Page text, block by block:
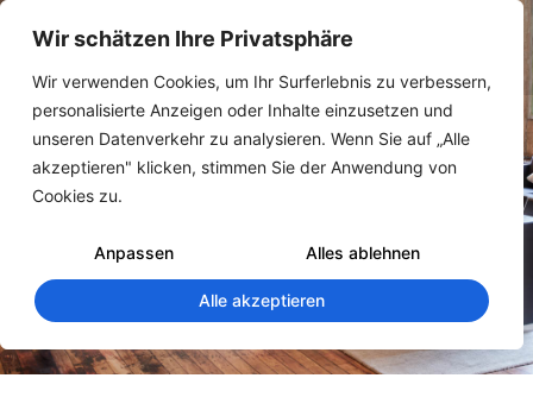
Wir schätzen Ihre Privatsphäre
Wir verwenden Cookies, um Ihr Surferlebnis zu verbessern,
personalisierte Anzeigen oder Inhalte einzusetzen und
unseren Datenverkehr zu analysieren. Wenn Sie auf „Alle
akzeptieren" klicken, stimmen Sie der Anwendung von
Cookies zu.
Anpassen Alles ablehnen
Alle akzeptieren